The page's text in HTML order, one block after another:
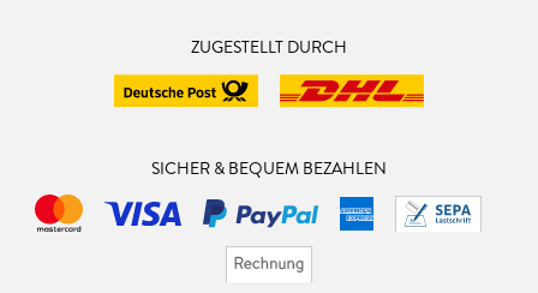
ZUGESTELLT DURCH
SICHER & BEQUEM BEZAHLEN